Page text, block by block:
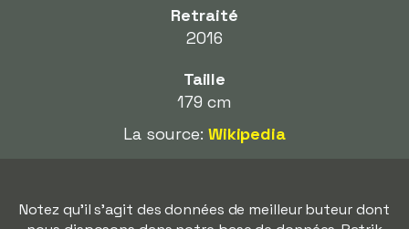
Retraité
2016
Taille
179 cm
La source: Wikipedia
Notez qu'il s'agit des données de meilleur buteur dont